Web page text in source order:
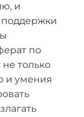
и
поддержки
по
только
и умения